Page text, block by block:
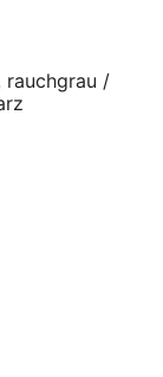
rauchgrau /